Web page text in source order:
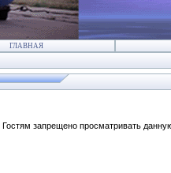
ГЛАВНАЯ
Гостям запрещено просматривать